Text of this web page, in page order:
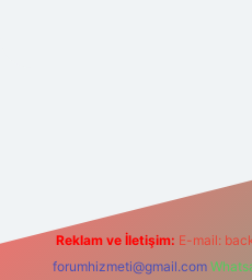
Reklam ve İletişim: E-mail:
forumhizmeti@gmail.com